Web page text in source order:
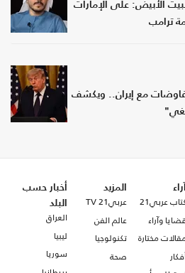
البيت الأبيض: على الإمارات
ترامب
مع إيران.. ويكشف
آراء
كتاب عربي21
قضايا وآراء
مختارة
المزيد
عربي21 TV
عالم الفن
تكنولوجيا
صحة
أخبار حسب
البلد
العراق
ليبيا
سوريا